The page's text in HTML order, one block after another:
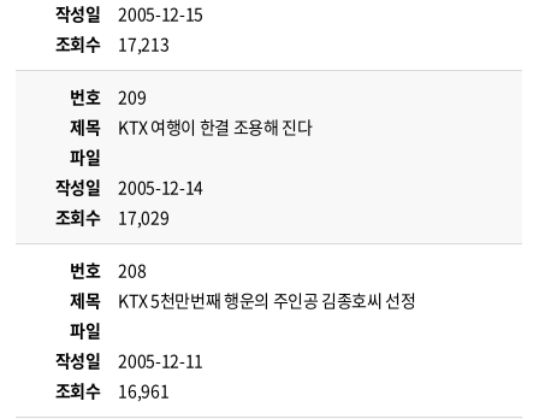
작성일
2005-12-15
조회수
17,213
번호
209
제목
KTX 여행이 한결 조용해 진다
파일
작성일
2005-12-14
조회수
17,029
번호
208
제목
KTX 5천만번째 행운의 주인공 김종호씨 선정
파일
작성일
2005-12-11
조회수
16,961